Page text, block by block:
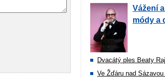
Vážení
módy a
Dvacátý ples Beaty
Ve Žďáru nad